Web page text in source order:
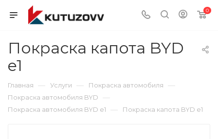
0
Покраска капота BYD
e1
Главная — Услуги — Покраска автомобиля —
Покраска автомобиля BYD —
Покраска автомобиля BYD e1 — Покраска капота BYD e1